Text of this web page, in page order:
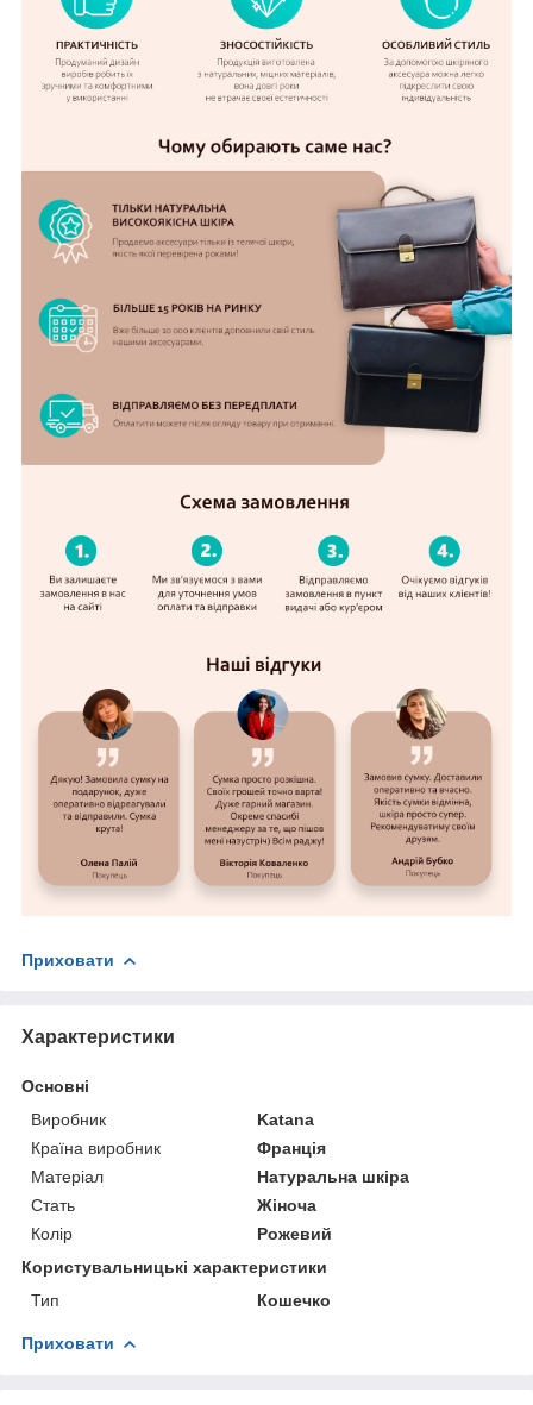
Приховати
Характеристики
Основні
Виробник
Katana
Країна виробник
Франція
Матеріал
Натуральна шкіра
Стать
Жіноча
Колір
Рожевий
Користувальницькі характеристики
Тип
Кошечко
Приховати